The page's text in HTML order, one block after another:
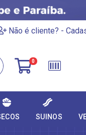
Não é cliente? -
0
SUINOS